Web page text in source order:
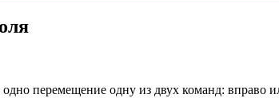
перемещение одну из двух команд: вправо